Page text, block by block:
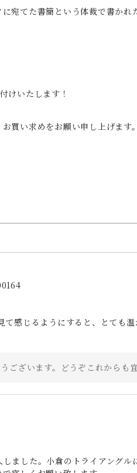
宛てた書簡という体裁で書かれ
けいたします！
買い求めをお願い申し上げます。
感じるようにすると、とても温
ございます。どうぞこれからも
ました。小倉のトライアングル